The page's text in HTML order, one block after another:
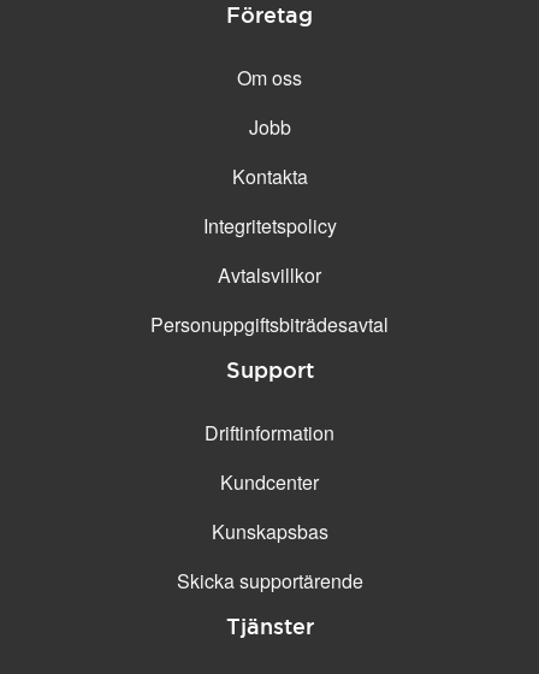
Företag
Om oss
Jobb
Kontakta
Integritetspolicy
Avtalsvillkor
Personuppgifts­biträdesavtal
Support
Driftinformation
Kundcenter
Kunskapsbas
Skicka supportärende
Tjänster